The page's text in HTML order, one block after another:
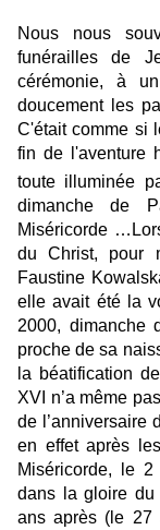
Nous nous
funérailles de
cérémonie, à
doucement les
C'était comme si
fin de l'aventure
toute illuminée
dimanche de
Miséricorde
du Christ, pour
Faustine
elle avait été la
2000, dimanche
proche de sa
la béatification
XVI n’a même
de l’anniversaire
en effet après
Miséricorde, le
dans la gloire du
ans après (le 27